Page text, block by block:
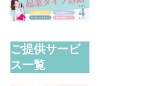
ご提供サービ
ス一覧